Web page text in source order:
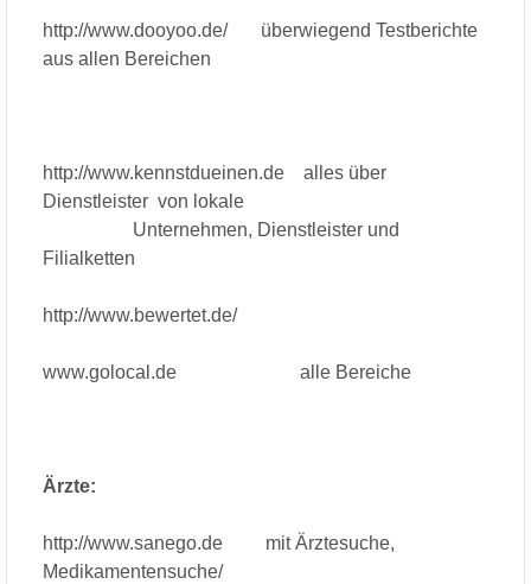
http://www.dooyoo.de/ überwiegend Testberichte
aus allen Bereichen
http://www.kennstdueinen.de alles über
Dienstleister von lokale
Unternehmen, Dienstleister und
Filialketten
http://www.bewertet.de/
www.golocal.de alle Bereiche
Ärzte:
http://www.sanego.de mit Ärztesuche,
Medikamentensuche/